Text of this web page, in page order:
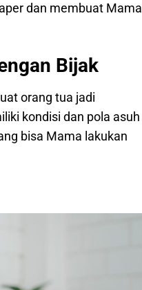
dan membuat Mama
Bijak
orang tua jadi
kondisi dan pola asuh
bisa Mama lakukan